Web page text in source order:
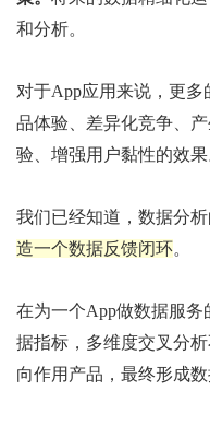
和分析。
对于App应用来说，更
品体验、差异化竞争、
验、增强用户黏性的效果
我们已经知道，数据分
造一个数据反馈闭环。
在为一个App做数据服
据指标，多维度交叉分
向作用产品，最终形成